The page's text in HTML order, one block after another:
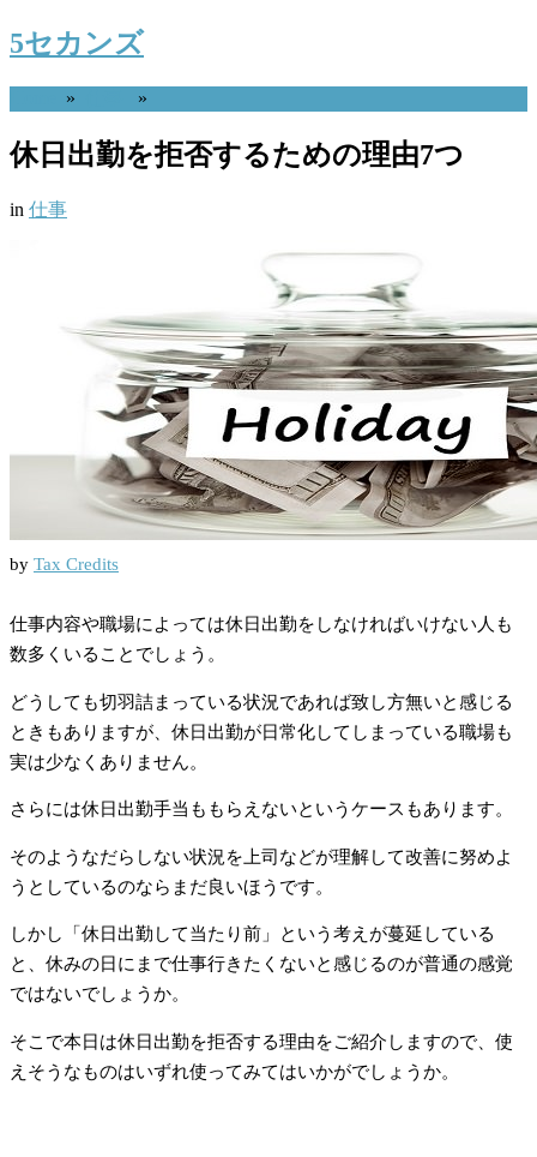
5セカンズ
» »
休日出勤を拒否するための理由7つ
in 仕事
by Tax Credits
仕事内容や職場によっては休日出勤をしなければいけない人も
数多くいることでしょう。
どうしても切羽詰まっている状況であれば致し方無いと感じる
ときもありますが、休日出勤が日常化してしまっている職場も
実は少なくありません。
さらには休日出勤手当ももらえないというケースもあります。
そのようなだらしない状況を上司などが理解して改善に努めよ
うとしているのならまだ良いほうです。
しかし「休日出勤して当たり前」という考えが蔓延している
と、休みの日にまで仕事行きたくないと感じるのが普通の感覚
ではないでしょうか。
そこで本日は休日出勤を拒否する理由をご紹介しますので、使
えそうなものはいずれ使ってみてはいかがでしょうか。